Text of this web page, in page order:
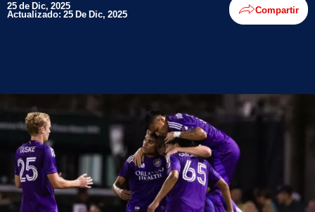
25 de Dic, 2025
Actualizado: 25 De Dic, 2025 Compartir